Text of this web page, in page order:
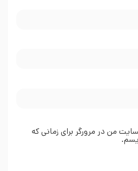
من در مرورگر برای زمانی که